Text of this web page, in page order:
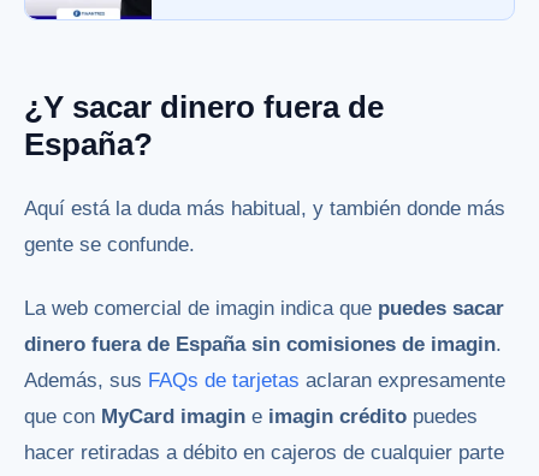
¿Y sacar dinero fuera de
España?
Aquí está la duda más habitual, y también donde más
gente se confunde.
La web comercial de imagin indica que puedes sacar
dinero fuera de España sin comisiones de imagin.
Además, sus FAQs de tarjetas aclaran expresamente
que con MyCard imagin e imagin crédito puedes
hacer retiradas a débito en cajeros de cualquier parte